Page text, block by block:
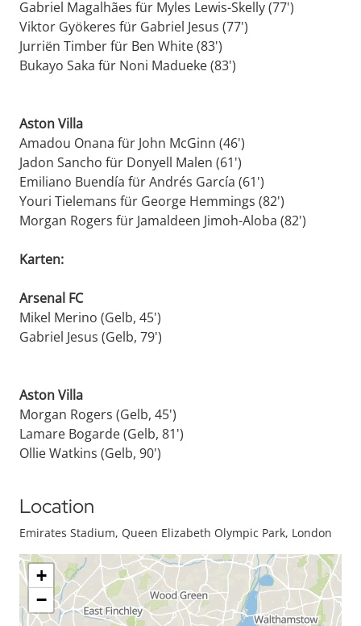
Gabriel Magalhães für Myles Lewis-Skelly (77')
Viktor Gyökeres für Gabriel Jesus (77')
Jurriën Timber für Ben White (83')
Bukayo Saka für Noni Madueke (83')
Aston Villa
Amadou Onana für John McGinn (46')
Jadon Sancho für Donyell Malen (61')
Emiliano Buendía für Andrés García (61')
Youri Tielemans für George Hemmings (82')
Morgan Rogers für Jamaldeen Jimoh-Aloba (82')
Karten:
Arsenal FC
Mikel Merino (Gelb, 45')
Gabriel Jesus (Gelb, 79')
Aston Villa
Morgan Rogers (Gelb, 45')
Lamare Bogarde (Gelb, 81')
Ollie Watkins (Gelb, 90')
Location
Emirates Stadium, Queen Elizabeth Olympic Park, London
+
−